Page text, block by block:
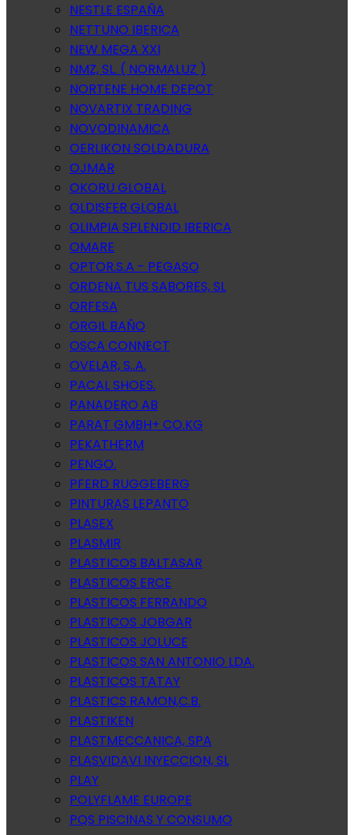
NESTLE ESPAÑA
NETTUNO IBERICA
NEW MEGA XXI
NMZ, SL. ( NORMALUZ )
NORTENE HOME DEPOT
NOVARTIX TRADING
NOVODINAMICA
OERLIKON SOLDADURA
OJMAR
OKORU GLOBAL
OLDISFER GLOBAL
OLIMPIA SPLENDID IBERICA
OMARE
OPTOR.S.A - PEGASO
ORDENA TUS SABORES, SL
ORFESA
ORGIL BAÑO
OSCA CONNECT
OVELAR, S..A.
PACAL SHOES.
PANADERO AB
PARAT GMBH+ CO.KG
PEKATHERM
PENGO.
PFERD RUGGEBERG
PINTURAS LEPANTO
PLASEX
PLASMIR
PLASTICOS BALTASAR
PLASTICOS ERCE
PLASTICOS FERRANDO
PLASTICOS JOBGAR
PLASTICOS JOLUCE
PLASTICOS SAN ANTONIO LDA.
PLASTICOS TATAY
PLASTICS RAMON,C.B.
PLASTIKEN
PLASTMECCANICA, SPA
PLASVIDAVI INYECCION, SL
PLAY
POLYFLAME EUROPE
PQS PISCINAS Y CONSUMO